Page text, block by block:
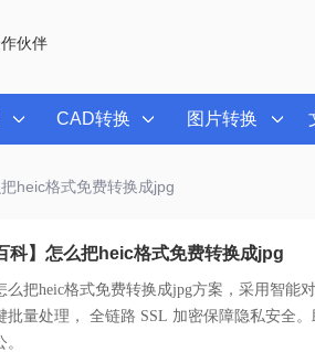
伙伴
CAD转换 图片转换
heic格式免费转换成jpg
科】怎么把heic格式免费转换成jpg
么把heic格式免费转换成jpg方案，采用智能
码。支持一键批量处理， 全链路 SSL 加密保障隐